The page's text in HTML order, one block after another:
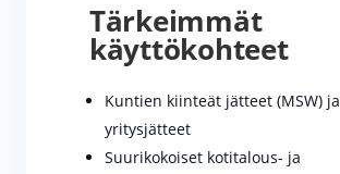
Tärkeimmät
käyttökohteet
Kuntien kiinteät jätteet (MSW) ja
yritysjätteet
Suurikokoiset kotitalous- ja